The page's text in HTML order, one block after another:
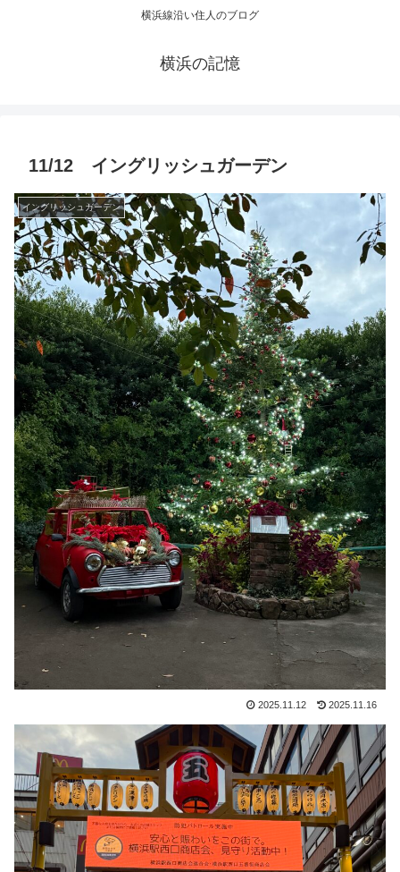
横浜線沿い住人のブログ
横浜の記憶
11/12 イングリッシュガーデン
イングリッシュガーデン
2025.11.12 2025.11.16